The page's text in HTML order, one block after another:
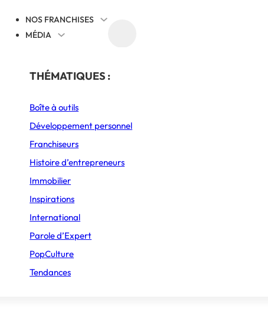
NOS FRANCHISES
PAR SECTEUR
Alimentation
Habitat & Bâtiment
Restauration
Sports et Loisirs
MÉDIA
THÉMATIQUES :
Boîte à outils
Développement personnel
Franchiseurs
Histoire d’entrepreneurs
Immobilier
Inspirations
International
Parole d’Expert
PopCulture
Tendances
nos thématiques